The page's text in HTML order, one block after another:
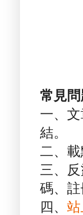
常見問
一、
結。
二、
三、
碼、
四、